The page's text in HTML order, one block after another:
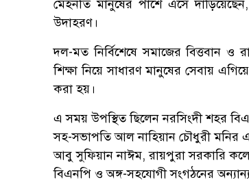
মেহনতি মানুষের পাশে এসে
উদাহরণ।
দল-মত নির্বিশেষে সমাজের বিত্তবান
শিক্ষা নিয়ে সাধারণ মানুষের সেবায়
করা হয়।
এ সময় উপস্থিত ছিলেন নরসিংদী শহর
সহ-সভাপতি আল নাহিয়ান চৌধুরী মনির
আবু সুফিয়ান নাঈম, রায়পুরা সরকারি
বিএনপি ও অঙ্গ-সহযোগী সংগঠনের অন্যান্য